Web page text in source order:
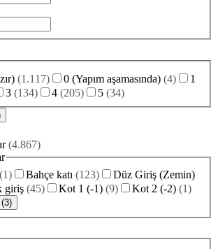
(1.117) 0 (Yapım aşamasında) (4)
1
3 (134) 4 (205) 5 (34)
(4.867)
(1) Bahçe katı (123)
Düz Giriş (Zemin)
giriş (45) Kot 1 (-1) (9) Kot 2 (-2) (1)